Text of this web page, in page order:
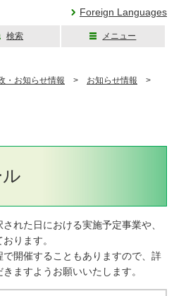
Foreign Languages
検索 メニュー
・お知らせ情報 > お知らせ情報 >
れた日における実施予定事業や、
ります。
開催することもありますので、詳
ますようお願いいたします。